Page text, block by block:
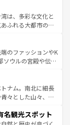
アンミュージッ
ハワイの魅力を彩
動が待っているハ
ル（エアーズロッ
ンズの熱帯雨林な
やワイン、オージ
サーフィンやダイ
きにはたまらな
に味わいつくそ
は、多彩な文化と
ふれる大都市の台
など、都市の喧騒
人に新しい発見と
台湾の食文化も魅
エティ豊かな料理
コンテンツ一覧を参
のファッションやK
ソウルの宮殿や伝統
美を楽しむことが
ストリートフード
。夜には、韓国な
力を心ゆくまで味
韓国情報はコンテンツ一
ナム。南北に細長
々とした山々、世
の古い町並みやホ
、独特の雰囲気を
名観光スポット